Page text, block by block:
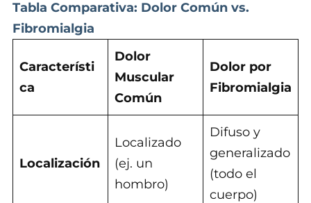
Tabla Comparativa: Dolor Común vs.
Fibromialgia
Característi
ca
Dolor
Muscular
Común
Dolor por
Fibromialgia
Localización
Localizado
(ej. un
hombro)
Difuso y
generalizado
(todo el
cuerpo)